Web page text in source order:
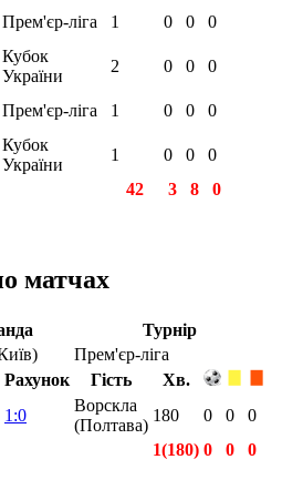
Прем'єр-ліга 1 0 0 0
Кубок
України
2 0 0 0
Прем'єр-ліга 1 0 0 0
Кубок
України
1 0 0
0
42 3 8 0
матчах
Турнір
Прем'єр-ліга
Рахунок Гість
Хв.
1:0
Ворскла
(Полтава)
180 0 0
0
1(180) 0 0
0